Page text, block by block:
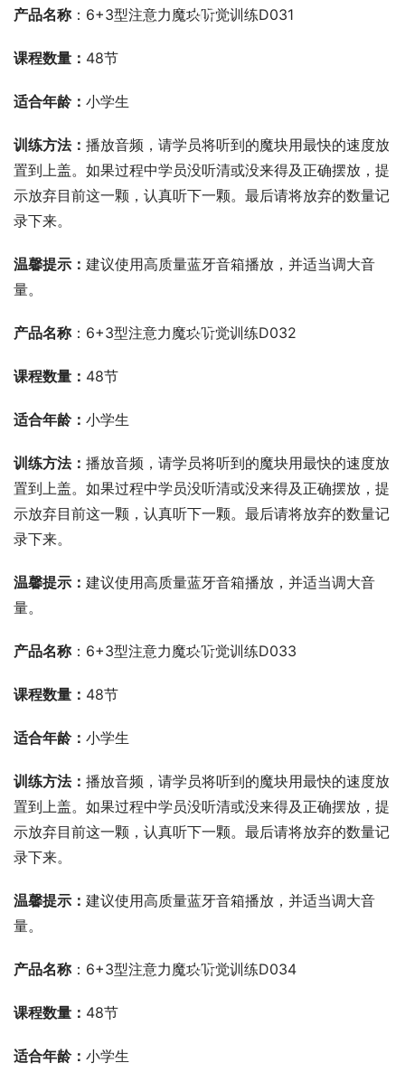
产品名称：6+3型注意力魔块听觉训练D031
课程数量： 48节
适合年龄： 小学生
训练方法： 播放音频，请学员将听到的魔块用最快的速度放
置到上盖。如果过程中学员没听清或没来得及正确摆放，提
示放弃目前这一颗，认真听下一颗。最后请将放弃的数量记
录下来。
温馨提示： 建议使用高质量蓝牙音箱播放，并适当调大音
量。
产品名称：6+3型注意力魔块听觉训练D032
课程数量： 48节
适合年龄： 小学生
训练方法： 播放音频，请学员将听到的魔块用最快的速度放
置到上盖。如果过程中学员没听清或没来得及正确摆放，提
示放弃目前这一颗，认真听下一颗。最后请将放弃的数量记
录下来。
温馨提示： 建议使用高质量蓝牙音箱播放，并适当调大音
量。
产品名称：6+3型注意力魔块听觉训练D033
课程数量： 48节
适合年龄： 小学生
训练方法： 播放音频，请学员将听到的魔块用最快的速度放
置到上盖。如果过程中学员没听清或没来得及正确摆放，提
示放弃目前这一颗，认真听下一颗。最后请将放弃的数量记
录下来。
温馨提示： 建议使用高质量蓝牙音箱播放，并适当调大音
量。
产品名称：6+3型注意力魔块听觉训练D034
课程数量： 48节
适合年龄： 小学生